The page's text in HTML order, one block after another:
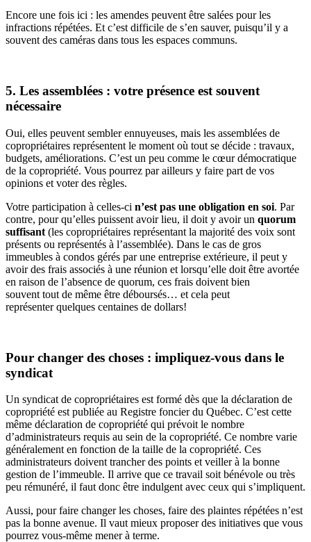
Encore une fois ici : les amendes peuvent être salées pour les
infractions répétées. Et c’est difficile de s’en sauver, puisqu’il y a
souvent des caméras dans tous les espaces communs.
5. Les assemblées : votre présence est souvent
nécessaire
Oui, elles peuvent sembler ennuyeuses, mais les assemblées de
copropriétaires représentent le moment où tout se décide : travaux,
budgets, améliorations. C’est un peu comme le cœur démocratique
de la copropriété. Vous pourrez par ailleurs y faire part de vos
opinions et voter des règles.
Votre participation à celles-ci n’est pas une obligation en soi. Par
contre, pour qu’elles puissent avoir lieu, il doit y avoir un quorum
suffisant (les copropriétaires représentant la majorité des voix sont
présents ou représentés à l’assemblée). Dans le cas de gros
immeubles à condos gérés par une entreprise extérieure, il peut y
avoir des frais associés à une réunion et lorsqu’elle doit être avortée
en raison de l’absence de quorum, ces frais doivent bien
souvent tout de même être déboursés… et cela peut
représenter quelques centaines de dollars!
Pour changer des choses : impliquez-vous dans le
syndicat
Un syndicat de copropriétaires est formé dès que la déclaration de
copropriété est publiée au Registre foncier du Québec. C’est cette
même déclaration de copropriété qui prévoit le nombre
d’administrateurs requis au sein de la copropriété. Ce nombre varie
généralement en fonction de la taille de la copropriété. Ces
administrateurs doivent trancher des points et veiller à la bonne
gestion de l’immeuble. Il arrive que ce travail soit bénévole ou très
peu rémunéré, il faut donc être indulgent avec ceux qui s’impliquent.
Aussi, pour faire changer les choses, faire des plaintes répétées n’est
pas la bonne avenue. Il vaut mieux proposer des initiatives que vous
pourrez vous-même mener à terme.